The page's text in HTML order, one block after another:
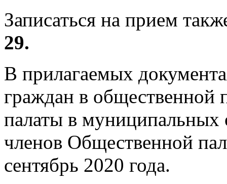
Записаться на прием
29.
В прилагаемых
граждан в
палаты в муниципальных
членов Общественной
сентябрь 2020 года.